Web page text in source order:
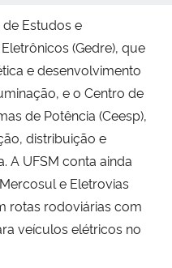
Estudos e
(Gedre), que
e desenvolvimento
e o Centro de
de Potência (Ceesp),
distribuição e
A UFSM conta ainda
e Eletrovias
rotas rodoviárias com
veículos elétricos no